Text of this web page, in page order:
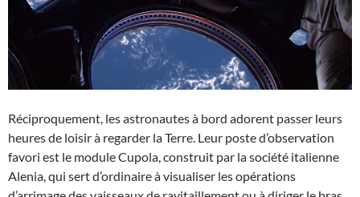
Réciproquement, les astronautes à bord adorent passer leurs
heures de loisir à regarder la Terre. Leur poste d’observation
favori est le module Cupola, construit par la société italienne
Alenia, qui sert d’ordinaire à visualiser les opérations